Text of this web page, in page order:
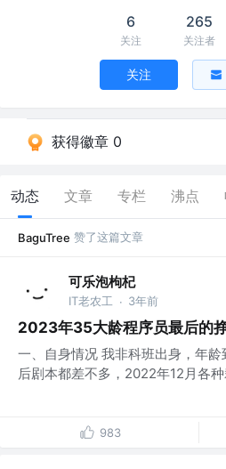
6
关注
265
关注者
关注
获得徽章 0
动态 文章 专栏 沸点
BaguTree 赞了这篇文章
可乐泡枸杞
IT老农工 · 3年前
2023年35大龄程序员最后的
一、自身情况 我非科班出身，年
后剧本都差不多，2022年12月各
983